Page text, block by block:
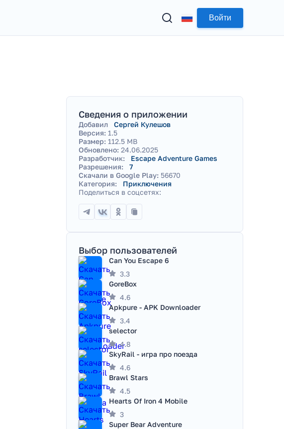
Войти
Сведения о приложении
Добавил
Сергей Кулешов
Версия: 1.5
Размер: 112.5 MB
Обновлено: 24.06.2025
Разработчик:
Escape Adventure Games
Разрешения:
7
Скачали в Google Play: 56670
Категория:
Приключения
Поделиться в соцсетях:
Выбор пользователей
Can You Escape 6
3.3
GoreBox
4.6
Apkpure - APK Downloader
3.4
selector
4.8
SkyRail - игра про поезда
4.6
Brawl Stars
4.5
Hearts Of Iron 4 Mobile
3
Super Bear Adventure